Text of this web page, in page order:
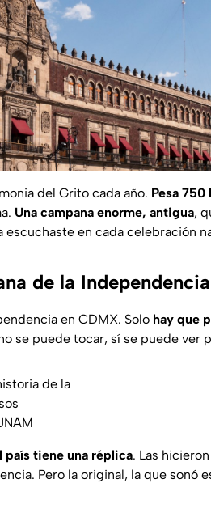
del Grito cada año. Pesa 750
Una campana enorme, antigua,
en cada celebración
de la
en CDMX. Solo hay que
se puede tocar, sí se puede ver
de la
país tiene una réplica. Las
Pero la original, la que sonó